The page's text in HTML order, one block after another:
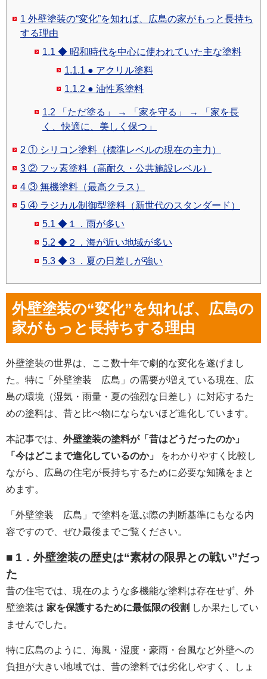
1 外壁塗装の“変化”を知れば、広島の家がもっと長持ち
する理由
1.1 ◆ 昭和時代を中心に使われていた主な塗料
1.1.1 ● アクリル塗料
1.1.2 ● 油性系塗料
1.2 「ただ塗る」 → 「家を守る」 → 「家を長
く、快適に、美しく保つ」
2 ① シリコン塗料（標準レベルの現在の主力）
3 ② フッ素塗料（高耐久・公共施設レベル）
4 ③ 無機塗料（最高クラス）
5 ④ ラジカル制御型塗料（新世代のスタンダード）
5.1 ◆１．雨が多い
5.2 ◆２．海が近い地域が多い
5.3 ◆３．夏の日差しが強い
外壁塗装の“変化”を知れば、広島の
家がもっと長持ちする理由
外壁塗装の世界は、ここ数十年で劇的な変化を遂げまし
た。特に「外壁塗装 広島」の需要が増えている現在、広
島の環境（湿気・雨量・夏の強烈な日差し）に対応するた
めの塗料は、昔と比べ物にならないほど進化しています。
本記事では、 外壁塗装の塗料が「昔はどうだったのか」
「今はどこまで進化しているのか」
をわかりやすく比較し
ながら、広島の住宅が長持ちするために必要な知識をまと
めます。
「外壁塗装 広島」で塗料を選ぶ際の判断基準にもなる内
容ですので、ぜひ最後までご覧ください。
■ 1．外壁塗装の歴史は“素材の限界との戦い”だっ
た
昔の住宅では、現在のような多機能な塗料は存在せず、外
壁塗装は 家を保護するために最低限の役割 しか果たしてい
ませんでした。
特に広島のように、海風・湿度・豪雨・台風など外壁への
負担が大きい地域では、昔の塗料では劣化しやすく、しょ